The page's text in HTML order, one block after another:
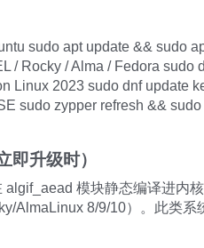
sudo apt update && sudo
/ Rocky / Alma / Fedora sudo
Linux 2023 sudo dnf update
sudo zypper refresh &&
即升级时）
模块静态编译进内
AlmaLinux 8/9/10）。此类系